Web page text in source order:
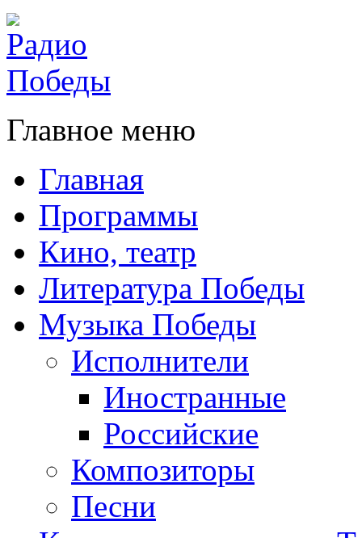
Главное меню
Главная
Программы
Кино, театр
Литература Победы
Музыка Победы
Исполнители
Иностранные
Российские
Композиторы
Песни